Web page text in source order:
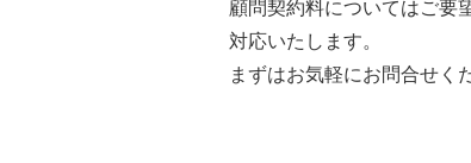
顧問契約料についてはご要
対応いたします。
まずはお気軽にお問合せく